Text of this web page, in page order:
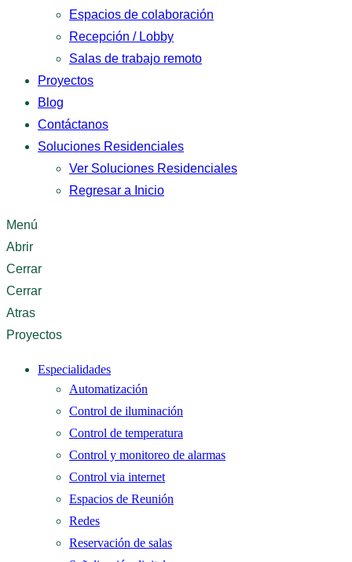
Espacios de colaboración
Recepción / Lobby
Salas de trabajo remoto
Proyectos
Blog
Contáctanos
Soluciones Residenciales
Ver Soluciones Residenciales
Regresar a Inicio
Menú
Abrir
Cerrar
Cerrar
Atras
Proyectos
Especialidades
Automatización
Control de iluminación
Control de temperatura
Control y monitoreo de alarmas
Control via internet
Espacios de Reunión
Redes
Reservación de salas